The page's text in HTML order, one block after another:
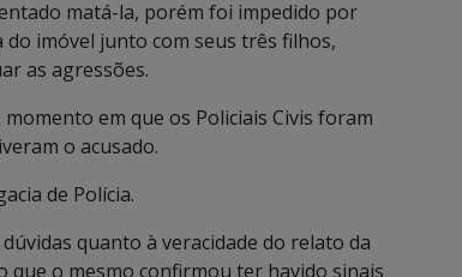
matá-la, porém foi impedido por
imóvel junto com seus três filhos,
as agressões.
em que os Policiais Civis foram
o acusado.
de Polícia.
quanto à veracidade do relato da
que o mesmo confirmou ter havido sinais